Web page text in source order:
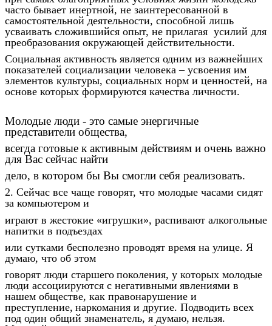
часто бывает инертной, не заинтересованной в
самостоятельной деятельности, способной лишь
усваивать сложившийся опыт, не прилагая усилий для
преобразования окружающей действительности.
Социальная активность является одним из важнейших
показателей социализации человека – усвоения им
элементов культуры, социальных норм и ценностей, на
основе которых формируются качества личности.
Молодые люди - это самые энергичные
представители общества,
всегда готовые к активным действиям и очень важно
для Вас сейчас найти
дело, в котором бы Вы смогли себя реализовать.
2. Сейчас все чаще говорят, что молодые часами сидят
за компьютером и
играют в жестокие «игрушки», распивают алкогольные
напитки в подъездах
или сутками бесполезно проводят время на улице. Я
думаю, что об этом
говорят люди старшего поколения, у которых молодые
люди ассоциируются с негативными явлениями в
нашем обществе, как правонарушение и
преступление, наркомания и другие. Подводить всех
под один общий знаменатель, я думаю, нельзя.